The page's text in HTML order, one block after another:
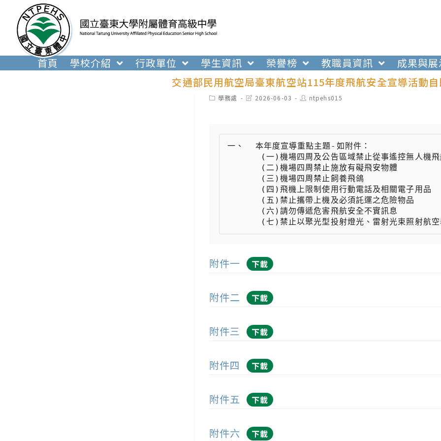
內
首頁 學校介紹 行政單位 學生資訊 榮譽榜 教職員資訊 成果與展
交通部民用航空局臺東航空站115年度飛航安全宣導活動
Post學務處
Post2026-06-03
Post
author:
ntpehs015
一、  本年度宣導重點主題-如附件：
(七)禁止以聚光型投射燈光、雷射光束照射
附件一 下載
附件二 下載
附件三 下載
附件四 下載
附件五 下載
附件六 下載